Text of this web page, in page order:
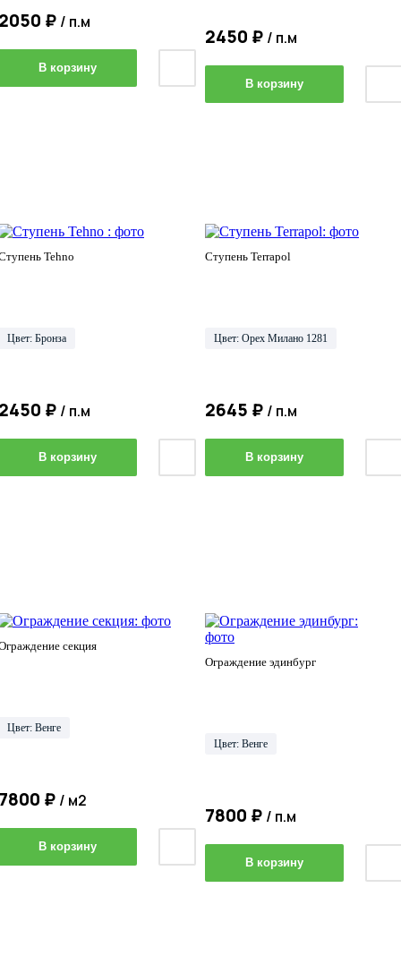
₽ / п.м
В корзину
2450 ₽ / п.м
В корзину
Tehno
Цвет: Бронза
₽ / п.м
В корзину
Ступень Terrapol
Цвет: Орех Милано 1281
2645 ₽ / п.м
В корзину
секция
Цвет: Венге
₽ / м2
В корзину
Ограждение эдинбург
Цвет: Венге
7800 ₽ / п.м
В корзину